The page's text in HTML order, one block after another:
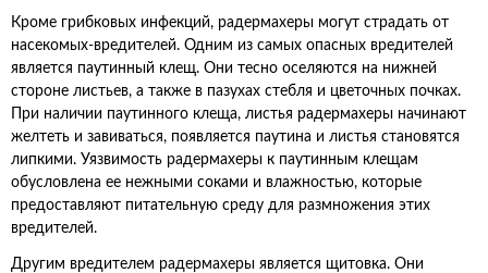
Кроме грибковых инфекций, радермахеры могут страдать от
насекомых-вредителей. Одним из самых опасных вредителей
является паутинный клещ. Они тесно оселяются на нижней
стороне листьев, а также в пазухах стебля и цветочных почках.
При наличии паутинного клеща, листья радермахеры начинают
желтеть и завиваться, появляется паутина и листья становятся
липкими. Уязвимость радермахеры к паутинным клещам
обусловлена ее нежными соками и влажностью, которые
предоставляют питательную среду для размножения этих
вредителей.
Другим вредителем радермахеры является щитовка. Они